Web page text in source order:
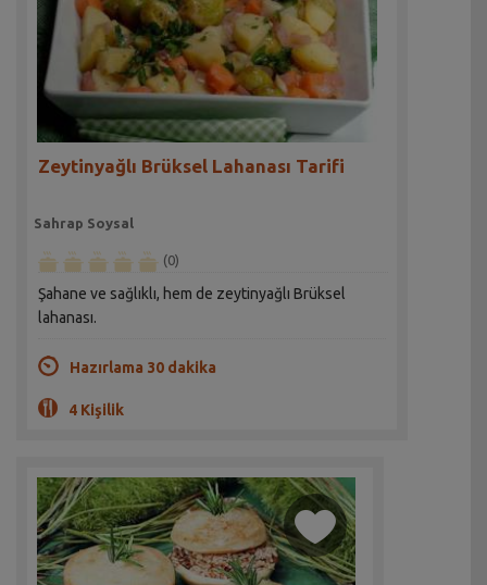
Zeytinyağlı Brüksel Lahanası Tarifi
Sahrap Soysal
(0)
Şahane ve sağlıklı, hem de zeytinyağlı Brüksel
lahanası.
Hazırlama 30 dakika
4 Kişilik